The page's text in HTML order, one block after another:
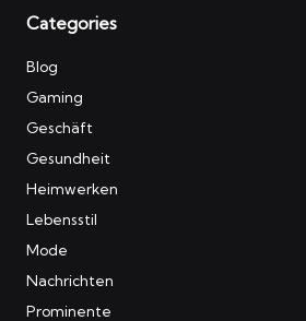
Categories
Blog
Gaming
Geschäft
Gesundheit
Heimwerken
Lebensstil
Mode
Nachrichten
Prominente